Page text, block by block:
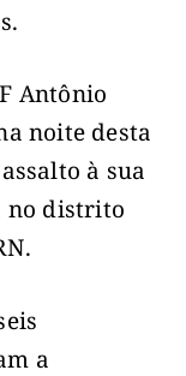
Antônio
noite desta
à sua
no distrito
a